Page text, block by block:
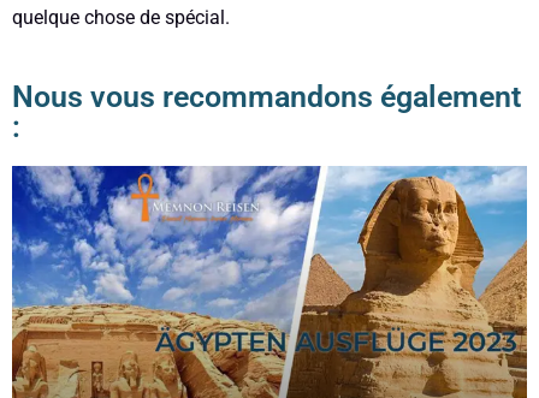
quelque chose de spécial.
Nous vous recommandons également
: